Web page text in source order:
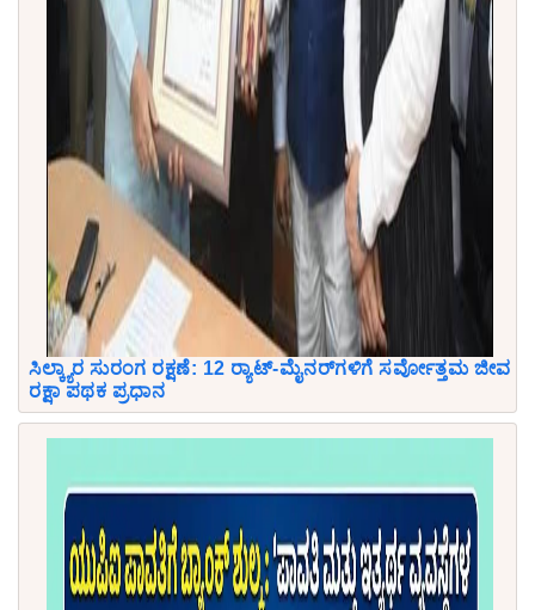
ಸಿಲ್ಕ್ಯಾರ ಸುರಂಗ ರಕ್ಷಣೆ: 12 ರ‍್ಯಾಟ್-ಮೈನರ್‌ಗಳಿಗೆ ಸರ್ವೋತ್ತಮ ಜೀವ
ರಕ್ಷಾ ಪಥಕ ಪ್ರಧಾನ